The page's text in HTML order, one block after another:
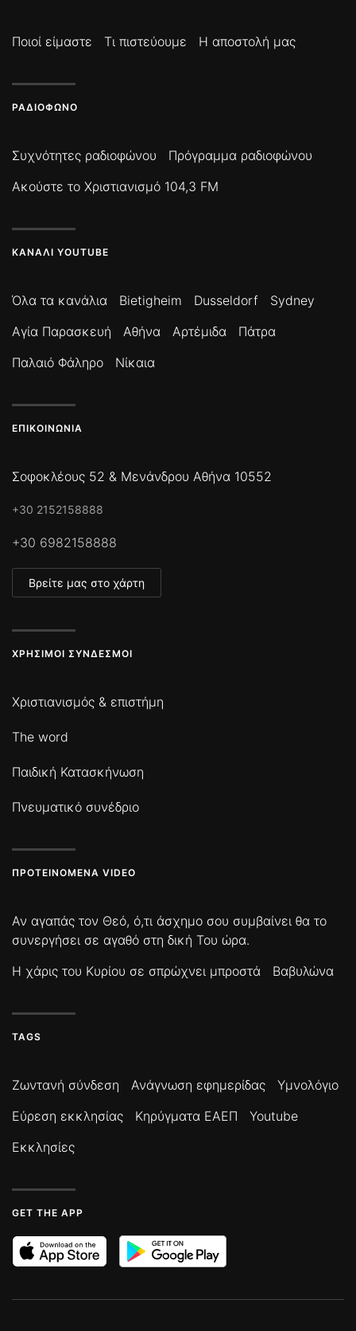
Ποιοί είμαστε Τι πιστεύουμε Η αποστολή μας
ΡΑΔΙΌΦΩΝΟ
Συχνότητες ραδιοφώνου
Πρόγραμμα ραδιοφώνου
Ακούστε το Χριστιανισμό 104,3 FM
ΚΑΝΆΛΙ YOUTUBE
Όλα τα κανάλια Bietigheim Dusseldorf
Sydney
Αγία Παρασκευή
Αθήνα Αρτέμιδα
Πάτρα
Παλαιό Φάληρο
Νίκαια
ΕΠΙΚΟΙΝΩΝΊΑ
Σοφοκλέους 52 & Μενάνδρου Αθήνα 10552
+30 2152158888
+30 6982158888
Βρείτε μας στο χάρτη
ΧΡΉΣΙΜΟΙ ΣΎΝΔΕΣΜΟΙ
Χριστιανισμός & επιστήμη
The word
Παιδική Κατασκήνωση
Πνευματικό συνέδριο
ΠΡΟΤΕΙΝΌΜΕΝΑ VIDEO
Αν αγαπάς τον Θεό, ό,τι άσχημο σου συμβαίνει θα το
συνεργήσει σε αγαθό στη δική Του ώρα.
Η χάρις του Κυρίου σε σπρώχνει μπροστά
Βαβυλώνα
TAGS
Ζωντανή σύνδεση Ανάγνωση εφημερίδας
Υμνολόγιο
Εύρεση εκκλησίας
Κηρύγματα ΕΑΕΠ
Youtube
Εκκλησίες
GET THE APP